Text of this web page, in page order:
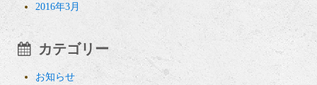
2016年3月
カテゴリー
お知らせ